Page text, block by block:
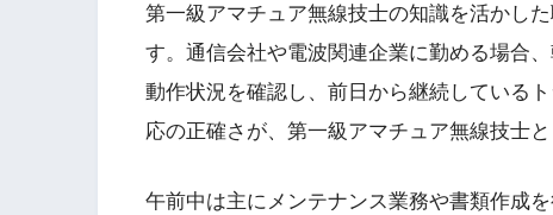
第一級アマチュア無線技士の知識を活かし
す。通信会社や電波関連企業に勤める場合
動作状況を確認し、前日から継続している
応の正確さが、第一級アマチュア無線技士
午前中は主にメンテナンス業務や書類作成